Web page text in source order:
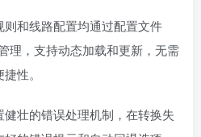
则和线路配置均通过配置文件
理，支持动态加载和更新，无需
性。
健壮的错误处理机制，在转换失